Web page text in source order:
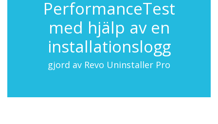
PerformanceTest
med hjälp av en
installationslogg
gjord av Revo Uninstaller Pro